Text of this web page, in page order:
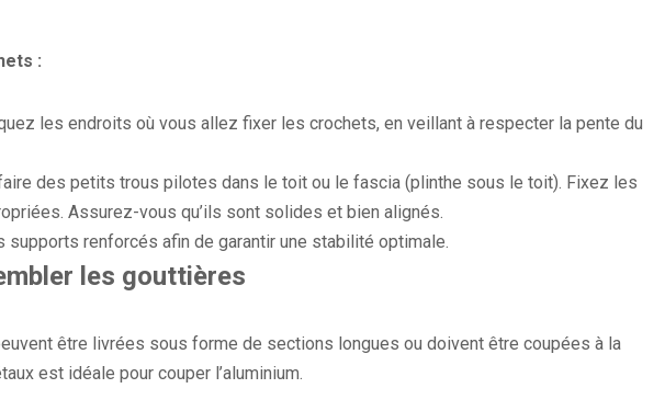
:
les endroits où vous allez fixer les crochets, en veillant à respecter la pente du
des petits trous pilotes dans le toit ou le fascia (plinthe sous le toit). Fixez les
Assurez-vous qu’ils sont solides et bien alignés.
renforcés afin de garantir une stabilité optimale.
les gouttières
être livrées sous forme de sections longues ou doivent être coupées à la
est idéale pour couper l’aluminium.